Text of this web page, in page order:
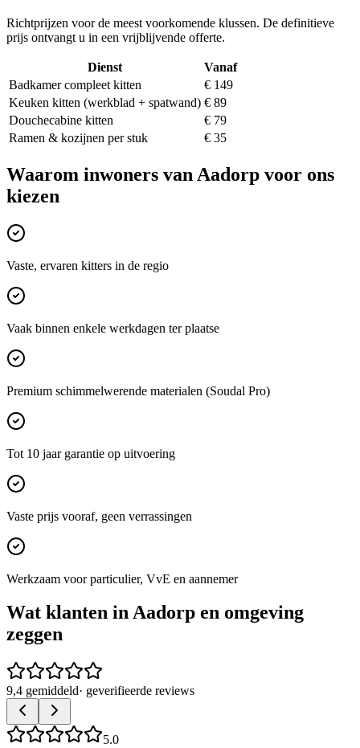
Richtprijzen voor de meest voorkomende klussen. De definitieve
prijs ontvangt u in een vrijblijvende offerte.
Dienst
Vanaf
Badkamer compleet kitten
€ 149
Keuken kitten (werkblad + spatwand) € 89
Douchecabine kitten
€ 79
Ramen & kozijnen per stuk
€ 35
Waarom inwoners van Aadorp voor ons
kiezen
Vaste, ervaren kitters in de regio
Vaak binnen enkele werkdagen ter plaatse
Premium schimmelwerende materialen (Soudal Pro)
Tot 10 jaar garantie op uitvoering
Vaste prijs vooraf, geen verrassingen
Werkzaam voor particulier, VvE en aannemer
Wat klanten inAadorp en omgeving
zeggen
9,4 gemiddeld· geverifieerde reviews
5.0